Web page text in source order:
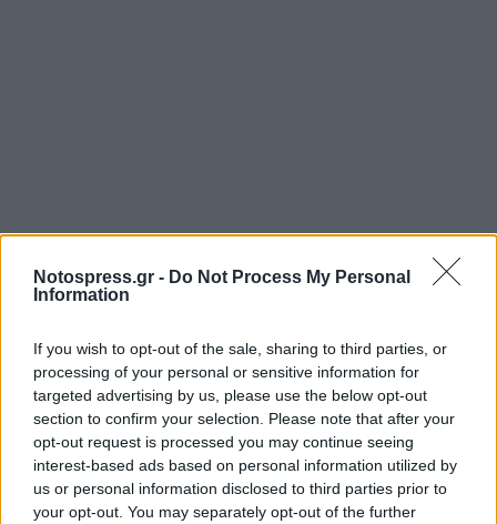
Notospress.gr - Do Not Process My Personal
Information
If you wish to opt-out of the sale, sharing to third parties, or
processing of your personal or sensitive information for
targeted advertising by us, please use the below opt-out
section to confirm your selection. Please note that after your
opt-out request is processed you may continue seeing
interest-based ads based on personal information utilized by
us or personal information disclosed to third parties prior to
your opt-out. You may separately opt-out of the further